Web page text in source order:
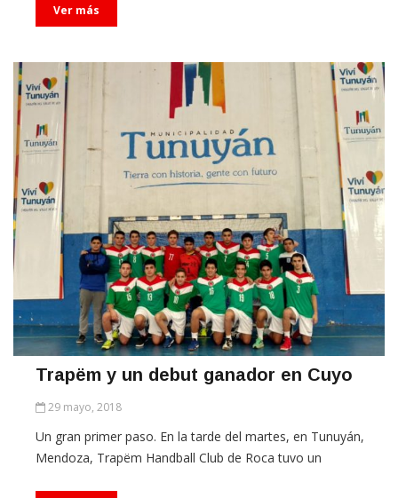
Ver más
Trapëm y un debut ganador en Cuyo
29 mayo, 2018
Un gran primer paso. En la tarde del martes, en Tunuyán,
Mendoza, Trapëm Handball Club de Roca tuvo un